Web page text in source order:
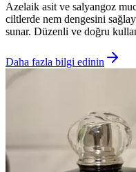
Azelaik asit ve salyangoz
ciltlerde nem dengesini
sunar. Düzenli ve doğru
Daha fazla bilgi edinin